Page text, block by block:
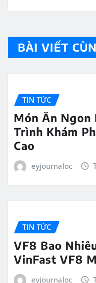
BÀI VIẾT
TIN TỨC
Món Ăn Ngon
Trình Khám
Cao
eyjournaloc
TIN TỨC
VF8 Bao
VinFast VF8
eyjournaloc